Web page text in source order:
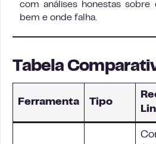
com análises honestas
bem e onde falha.
Tabela
Ferramenta Tipo